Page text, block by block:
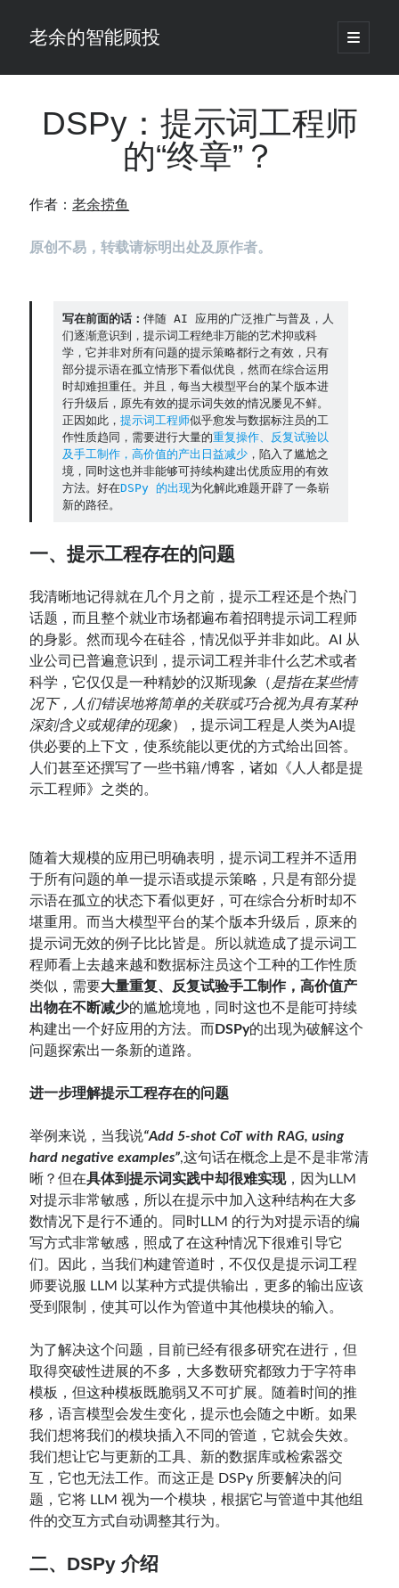
老余的智能顾投
open
primary
Sidebar
大多数突破交易倒在“收缩阶段”，而这个EA等的是“扩张确认”（附完整源
为什么说每年6月底是罗素2000最干净的套利窗口？
普通人的5个常见投资错误，可能让你多干12年才能退休
怎么把TradingView上的裸指标拆成可回测的交易规则：成交量差值背离
涨了怕踏空、跌了怕深套？这个模型把NVDA两次恐慌底都抓住了（附
源代码）
Contact：
网站备案号：鄂ICP备2024064768号
DSPy：提示词工程师
的“终章”？
作者：老余捞鱼
原创不易，转载请标明出处及原作者。
写在前面的话： 伴随 AI 应用的广泛推广与普及，人
们逐渐意识到，提示词工程绝非万能的艺术抑或科
学，它并非对所有问题的提示策略都行之有效，只有
部分提示语在孤立情形下看似优良，然而在综合运用
时却难担重任。并且，每当大模型平台的某个版本进
行升级后，原先有效的提示词失效的情况屡见不鲜。
正因如此， 提示词工程师似乎愈发与数据标注员的工
作性质趋同，需要进行大量的重复操作、反复试验以
及手工制作，高价值的产出日益减少，陷入了尴尬之
境，同时这也并非能够可持续构建出优质应用的有效
方法。好在DSPy 的出现为化解此难题开辟了一条崭
新的路径。
一、提示工程存在的问题
我清晰地记得就在几个月之前，提示工程还是个热门
话题，而且整个就业市场都遍布着招聘提示词工程师
的身影。然而现今在硅谷，情况似乎并非如此。AI 从
业公司已普遍意识到，提示词工程并非什么艺术或者
科学，它仅仅是一种精妙的汉斯现象（ 是指在某些情
况下，人们错误地将简单的关联或巧合视为具有某种
深刻含义或规律的现象），提示词工程是人类为AI提
供必要的上下文，使系统能以更优的方式给出回答。
人们甚至还撰写了一些书籍/博客，诸如《人人都是提
示工程师》之类的。
随着大规模的应用已明确表明，提示词工程并不适用
于所有问题的单一提示语或提示策略，只是有部分提
示语在孤立的状态下看似更好，可在综合分析时却不
堪重用。而当大模型平台的某个版本升级后，原来的
提示词无效的例子比比皆是。所以就造成了提示词工
程师看上去越来越和数据标注员这个工种的工作性质
类似，需要大量重复、反复试验手工制作，高价值产
出物在不断减少的尴尬境地，同时这也不是能可持续
构建出一个好应用的方法。而DSPy的出现为破解这个
问题探索出一条新的道路。
进一步理解提示工程存在的问题
举例来说，当我说“Add 5-shot CoT with RAG, using
hard negative examples”,这句话在概念上是不是非常清
晰？但在具体到提示词实践中却很难实现，因为LLM
对提示非常敏感，所以在提示中加入这种结构在大多
数情况下是行不通的。同时LLM 的行为对提示语的编
写方式非常敏感，照成了在这种情况下很难引导它
们。因此，当我们构建管道时，不仅仅是提示词工程
师要说服 LLM 以某种方式提供输出，更多的输出应该
受到限制，使其可以作为管道中其他模块的输入。
为了解决这个问题，目前已经有很多研究在进行，但
取得突破性进展的不多，大多数研究都致力于字符串
模板，但这种模板既脆弱又不可扩展。随着时间的推
移，语言模型会发生变化，提示也会随之中断。如果
我们想将我们的模块插入不同的管道，它就会失效。
我们想让它与更新的工具、新的数据库或检索器交
互，它也无法工作。而这正是 DSPy 所要解决的问
题，它将 LLM 视为一个模块，根据它与管道中其他组
件的交互方式自动调整其行为。
二、DSPy 介绍